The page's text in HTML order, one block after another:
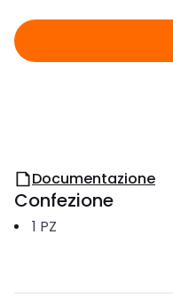
Documentazione
Confezione
1 PZ